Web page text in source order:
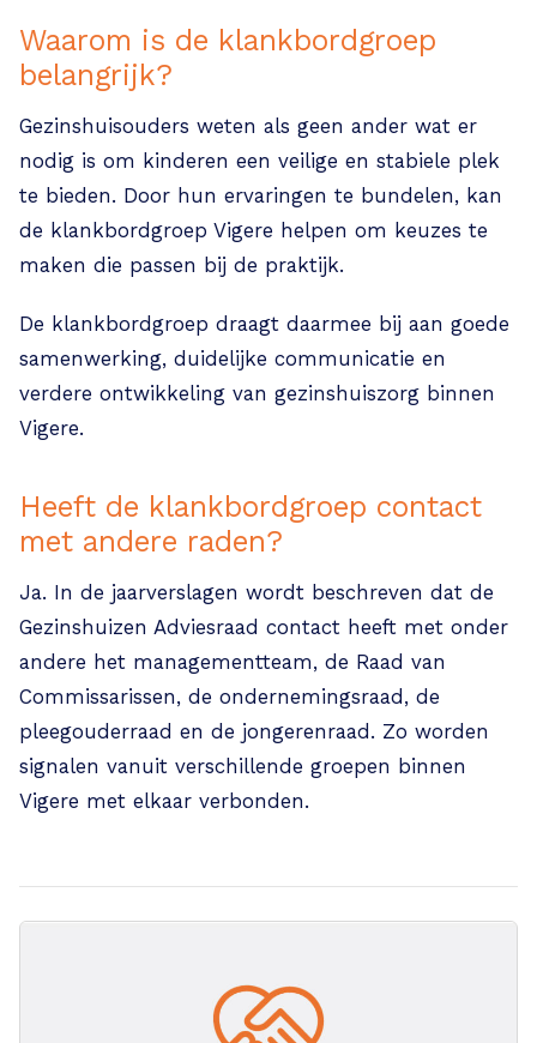
Waarom is de klankbordgroep
belangrijk?
Gezinshuisouders weten als geen ander wat er
nodig is om kinderen een veilige en stabiele plek
te bieden. Door hun ervaringen te bundelen, kan
de klankbordgroep Vigere helpen om keuzes te
maken die passen bij de praktijk.
De klankbordgroep draagt daarmee bij aan goede
samenwerking, duidelijke communicatie en
verdere ontwikkeling van gezinshuiszorg binnen
Vigere.
Heeft de klankbordgroep contact
met andere raden?
Ja. In de jaarverslagen wordt beschreven dat de
Gezinshuizen Adviesraad contact heeft met onder
andere het managementteam, de Raad van
Commissarissen, de ondernemingsraad, de
pleegouderraad en de jongerenraad. Zo worden
signalen vanuit verschillende groepen binnen
Vigere met elkaar verbonden.